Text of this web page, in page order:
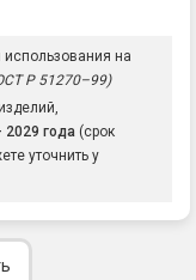
на
Р 51270–99)
2029 года (срок
уточнить у